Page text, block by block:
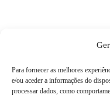
Para fornecer as melhores
e/ou aceder a informações do
processar dados, como